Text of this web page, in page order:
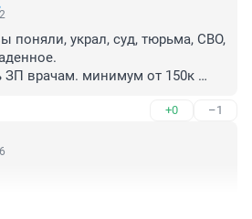
поняли, украл, суд, тюрьма, СВО,
ЗП врачам. минимум от 150к
+0 –1